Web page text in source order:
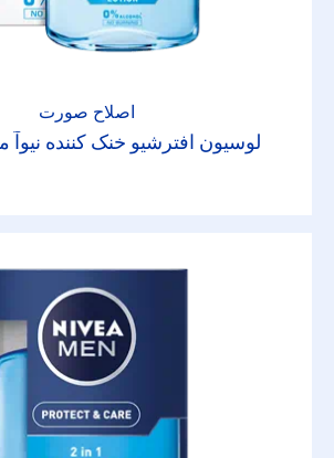
اصلاح صورت
لوسیون افترشیو خنک کننده نیوآ